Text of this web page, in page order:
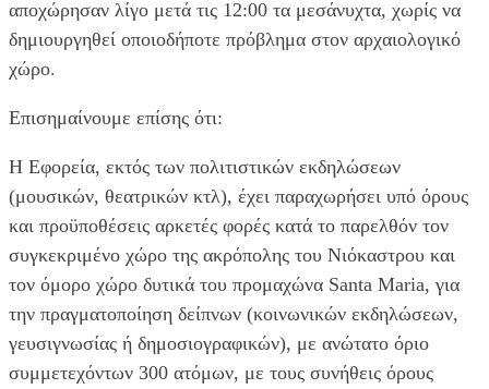
αποχώρησαν λίγο μετά τις 12:00 τα μεσάνυχτα, χωρίς να
δημιουργηθεί οποιοδήποτε πρόβλημα στον αρχαιολογικό
χώρο.
Επισημαίνουμε επίσης ότι:
Η Εφορεία, εκτός των πολιτιστικών εκδηλώσεων
(μουσικών, θεατρικών κτλ), έχει παραχωρήσει υπό όρους
και προϋποθέσεις αρκετές φορές κατά το παρελθόν τον
συγκεκριμένο χώρο της ακρόπολης του Νιόκαστρου και
τον όμορο χώρο δυτικά του προμαχώνα Santa Maria, για
την πραγματοποίηση δείπνων (κοινωνικών εκδηλώσεων,
γευσιγνωσίας ή δημοσιογραφικών), με ανώτατο όριο
συμμετεχόντων 300 ατόμων, με τους συνήθεις όρους